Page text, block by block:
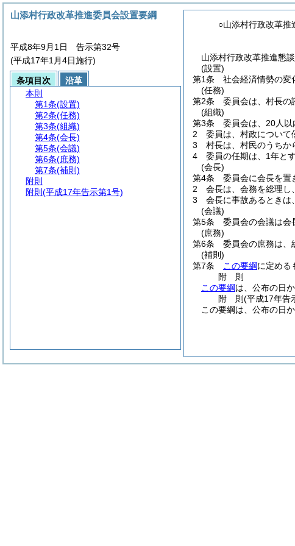
○山添村行政改革推
山添村行政改革推進懇
(設置)
第1条
社会経済情勢の変
(任務)
第2条
委員会は、村長の
(組織)
第3条
委員会は、20人以
2
委員は、村政について
3
村長は、村民のうちか
4
委員の任期は、1年とす
(会長)
第4条
委員会に会長を置
2
会長は、会務を総理し
3
会長に事故あるときは
(会議)
第5条
委員会の会議は会
(庶務)
第6条
委員会の庶務は、
(補則)
第7条
この要綱に定める
附 則
この要綱は、公布の日
附 則(平成17年告
この要綱は、公布の日か
山添村行政改革推進委員会設置要綱
平成8年9月1日 告示第32号
(平成17年1月4日施行)
条項目次
沿革
本則
第1条(設置)
第2条(任務)
第3条(組織)
第4条(会長)
第5条(会議)
第6条(庶務)
第7条(補則)
附則
附則 (平成17年告示第1号)